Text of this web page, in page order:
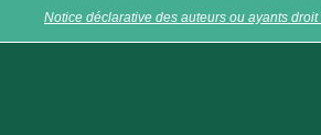
Notice déclarative des auteurs ou ayants